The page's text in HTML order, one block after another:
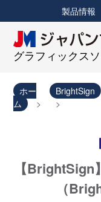
グラフィックス
製品情報
ホー
ム
BrightSign
【
（